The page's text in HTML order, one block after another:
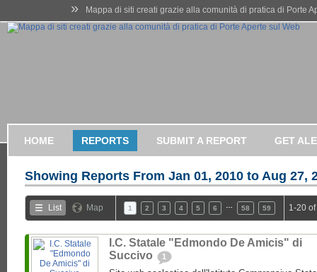
» Mappa di siti creati grazie alla comunità di pratica di Porte
HOME REPORTS SUBMIT A REPORT GET
Showing Reports From Jan 01, 2010 to Aug 27,
List Map 1 2 3 4 5 6 58 59 1-20
I.C. Statale "Edmondo De Amicis" di
Succivo
1